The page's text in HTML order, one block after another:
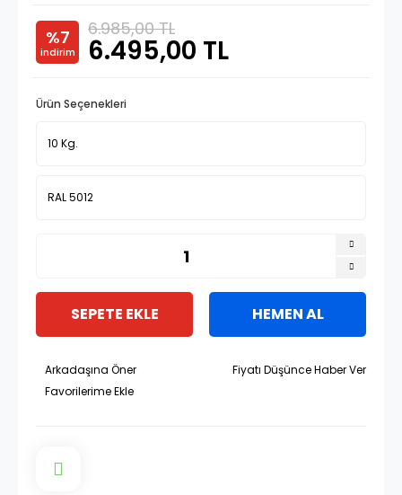
%7
indirim
6.985,00 TL
6.495,00 TL
Ürün Seçenekleri
SEPETE EKLE HEMEN AL
Arkadaşına Öner Fiyatı Düşünce Haber Ver